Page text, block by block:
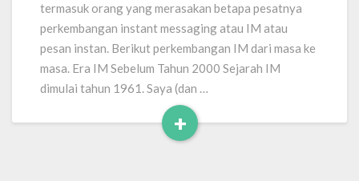
termasuk orang yang merasakan betapa pesatnya
perkembangan instant messaging atau IM atau
pesan instan. Berikut perkembangan IM dari masa ke
masa. Era IM Sebelum Tahun 2000 Sejarah IM
dimulai tahun 1961. Saya (dan …
+
Read